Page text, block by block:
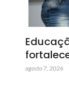
agosto 7, 2026